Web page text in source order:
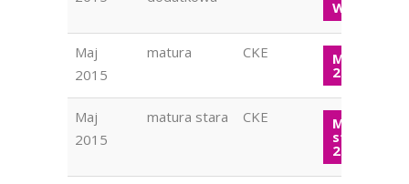
WOS 2015
Maj
2015
matura CKE Matura
2015
Maj
2015
matura stara CKE Matura
stara WOS
2015